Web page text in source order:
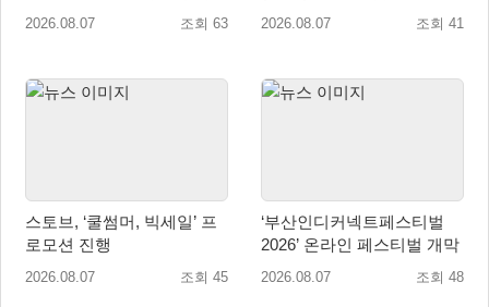
출시
2026.08.07 조회 63
‘도쿄 게임 던전 13’ 참가!
2026.08.07 조회 41
스토브, ‘쿨썸머, 빅세일’ 프
로모션 진행
2026.08.07 조회 45
‘부산인디커넥트페스티벌
2026’ 온라인 페스티벌 개막
2026.08.07 조회 48